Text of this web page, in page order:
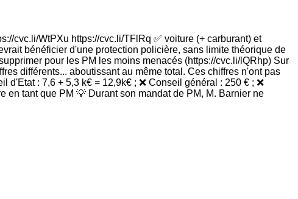
cvc.li/WtPXu https://cvc.li/TFlRq ✅ voiture (+ carburant) et
bénéficier d'une protection policière, sans limite théorique de
pour les PM les moins menacés (https://cvc.li/lQRhp) Sur
différents... aboutissant au même total. Ces chiffres n'ont pas
: 7,6 + 5,3 k€ = 12,9k€ ; ❌ Conseil général : 250 € ; ❌
en tant que PM 💡 Durant son mandat de PM, M. Barnier ne